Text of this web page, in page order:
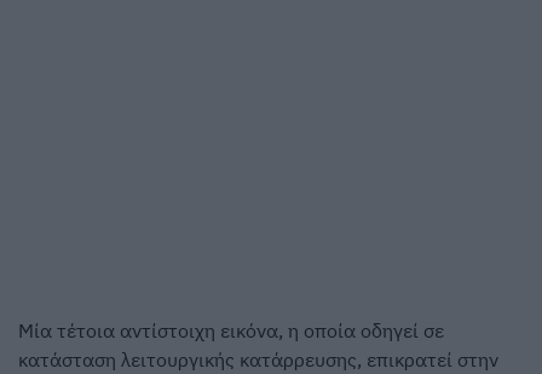
Μία τέτοια αντίστοιχη εικόνα, η οποία οδηγεί σε
κατάσταση λειτουργικής κατάρρευσης, επικρατεί στην